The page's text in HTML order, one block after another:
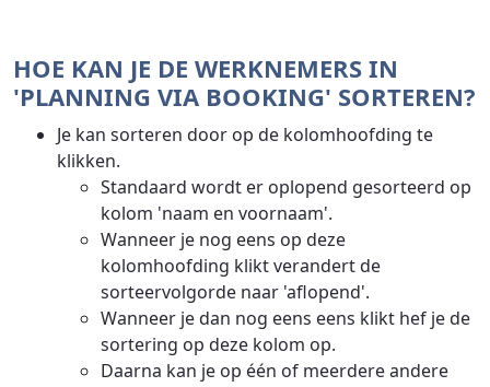
HOE KAN JE DE WERKNEMERS IN
'PLANNING VIA BOOKING' SORTEREN?
Je kan sorteren door op de kolomhoofding te
klikken.
Standaard wordt er oplopend gesorteerd op
kolom 'naam en voornaam'.
Wanneer je nog eens op deze
kolomhoofding klikt verandert de
sorteervolgorde naar 'aflopend'.
Wanneer je dan nog eens eens klikt hef je de
sortering op deze kolom op.
Daarna kan je op één of meerdere andere